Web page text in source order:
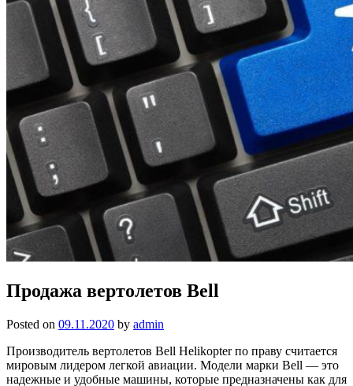
Продажа вертолетов Bell
Posted on 09.11.2020 by admin
Производитель вертолетов Bell Helikopter по праву считается
мировым лидером легкой авиации. Модели марки Bell — это
надежные и удобные машины, которые предназначены как для